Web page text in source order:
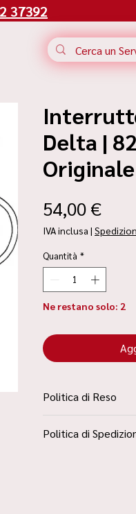
37392
Delta |
54,00 €
IVA inclusa |
Quantità *
Ne restano solo: 2
Politica di Reso
Condizioni”
Politica di